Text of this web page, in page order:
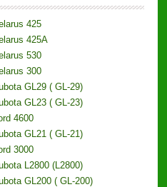
425
425A
530
300
GL29 ( GL-29)
GL23 ( GL-23)
4600
GL21 ( GL-21)
3000
L2800 (L2800)
GL200 ( GL-200)